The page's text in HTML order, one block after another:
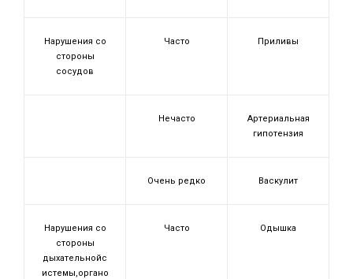
Нарушения со
стороны
сосудов
Часто Приливы
Нечасто
Артериальная
гипотензия
Очень редко Васкулит
Нарушения со
стороны
дыхательнойс
истемы,органо
Часто Одышка